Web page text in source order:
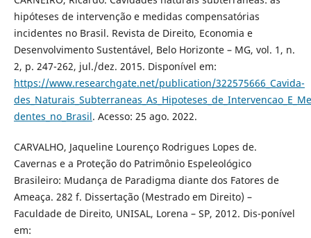
hipóteses de intervenção e medidas compensatórias
incidentes no Brasil. Revista de Direito, Economia e
Desenvolvimento Sustentável, Belo Horizonte – MG, vol. 1, n.
2, p. 247-262, jul./dez. 2015. Disponível em:
https://www.researchgate.net/publication/322575666_Cavida-
dentes_no_Brasil. Acesso: 25 ago. 2022.
CARVALHO, Jaqueline Lourenço Rodrigues Lopes de.
Cavernas e a Proteção do Patrimônio Espeleológico
Brasileiro: Mudança de Paradigma diante dos Fatores de
Ameaça. 282 f. Dissertação (Mestrado em Direito) –
Faculdade de Direito, UNISAL, Lorena – SP, 2012. Dis-ponível
em: